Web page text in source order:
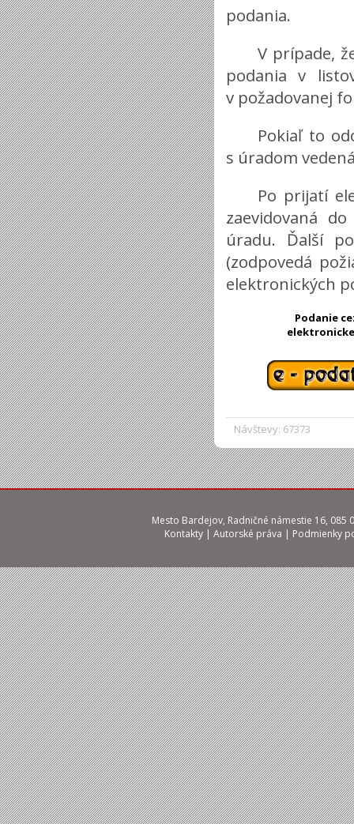
Návštevy: 67373
podania.
V prípade,
podania v
v požadovanej
Pokiaľ to
s úradom
Po prijatí
zaevidovaná
úradu. Ďalší
(zodpovedá
elektronických
Podanie
Mesto Bardejov, Radničné námestie 16, 085
Kontakty | Autorské práva | Podmienky